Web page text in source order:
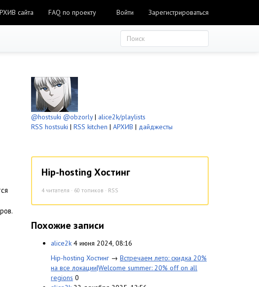
сайта FAQ по проекту Войти Зарегистрироваться
@hostsuki @obzorly| alice2k/playlists
RSS hostsuki | RSS kitchen | АРХИВ | дайджесты
Hip-hosting Хостинг
4читателя · 60 топиков · RSS
Похожие записи
alice2k 4 июня 2024, 08:16
Hip-hosting Хостинг → Встречаем лето: скидка 20%
на все локации|Welcome summer: 20% off on all
regions 0